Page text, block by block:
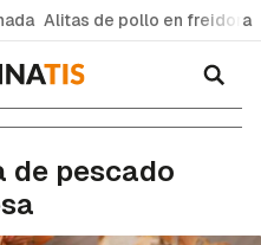
Alitas de pollo en freidora
de pescado